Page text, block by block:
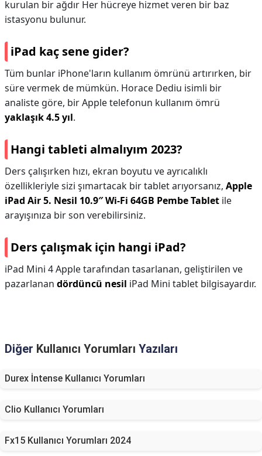
kurulan bir ağdır Her hücreye hizmet veren bir baz
istasyonu bulunur.
iPad kaç sene gider?
Tüm bunlar iPhone'ların kullanım ömrünü artırırken, bir
süre vermek de mümkün. Horace Dediu isimli bir
analiste göre, bir Apple telefonun kullanım ömrü
yaklaşık 4.5 yıl.
Hangi tableti almalıyım 2023?
Ders çalışırken hızı, ekran boyutu ve ayrıcalıklı
özellikleriyle sizi şımartacak bir tablet arıyorsanız, Apple
iPad Air 5. Nesil 10.9″ Wi-Fi 64GB Pembe Tablet ile
arayışınıza bir son verebilirsiniz.
Ders çalışmak için hangi iPad?
iPad Mini 4 Apple tarafından tasarlanan, geliştirilen ve
pazarlanan dördüncü nesil iPad Mini tablet bilgisayardır.
Diğer Kullanıcı Yorumları Yazıları
Durex İntense Kullanıcı Yorumları
Clio Kullanıcı Yorumları
Fx15 Kullanıcı Yorumları 2024